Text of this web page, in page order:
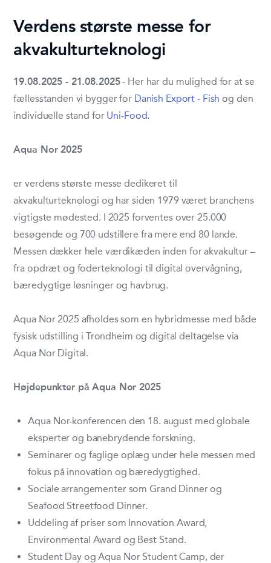
Verdens største messe for
akvakulturteknologi
19.08.2025 - 21.08.2025- Her har du mulighed for at se
fællesstanden vi bygger for Danish Export - Fish og den
individuelle stand for Uni-Food.
Aqua Nor 2025
er verdens største messe dedikeret til
akvakulturteknologi og har siden 1979 været branchens
vigtigste mødested. I 2025 forventes over 25.000
besøgende og 700 udstillere fra mere end 80 lande.
Messen dækker hele værdikæden inden for akvakultur –
fra opdræt og foderteknologi til digital overvågning,
bæredygtige løsninger og havbrug.
Aqua Nor 2025 afholdes som en hybridmesse med både
fysisk udstilling i Trondheim og digital deltagelse via
Aqua Nor Digital.
Højdepunkter på Aqua Nor 2025
Aqua Nor-konferencen den 18. august med globale
eksperter og banebrydende forskning.
Seminarer og faglige oplæg under hele messen med
fokus på innovation og bæredygtighed.
Sociale arrangementer som Grand Dinner og
Seafood Streetfood Dinner.
Uddeling af priser som Innovation Award,
Environmental Award og Best Stand.
Student Day og Aqua Nor Student Camp, der